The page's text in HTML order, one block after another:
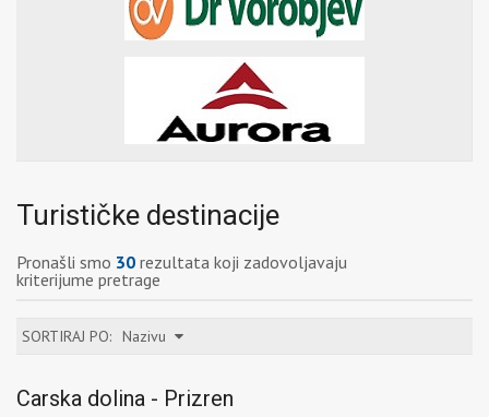
Turističke destinacije
Pronašli smo 30 rezultata koji zadovoljavaju
kriterijume pretrage
SORTIRAJ PO: Nazivu
Carska dolina - Prizren